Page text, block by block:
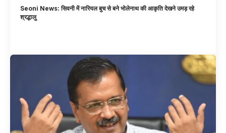
Seoni News: सिवनी में नारियल बुच से बने भोलेनाथ की आकृति देखने उमड़ रहे
श्रद्धालु